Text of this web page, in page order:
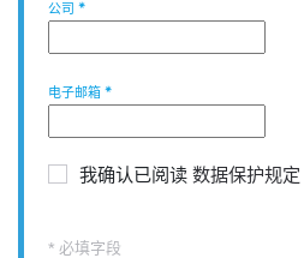
公司 *
电子邮箱 *
我确认已阅读 数据保护规定
* 必填字段